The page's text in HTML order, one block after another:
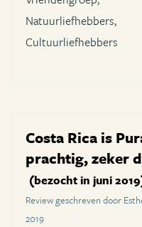
Natuurliefhebbers,
Cultuurliefhebbers
Costa Rica is
prachtig, zeker
(bezocht in juni
Review geschreven door
2019